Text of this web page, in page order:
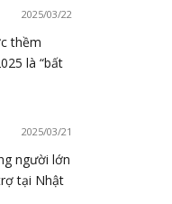
2025/03/22
thềm
là “bất
2025/03/21
người lớn
tại Nhật